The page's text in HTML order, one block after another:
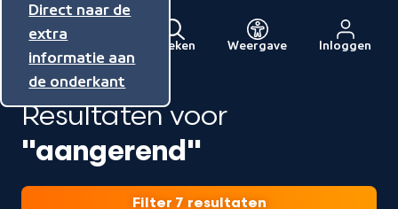
Direct naar de
inhoud
Direct naar de
hoofdnavigatie
Direct naar de
extra
informatie aan
de onderkant
Menu
Naar
de
beginpagina
van
NPO
Zoeken Weergave Inloggen
Resultaten voor
"aangerend"
Filter 7 resultaten